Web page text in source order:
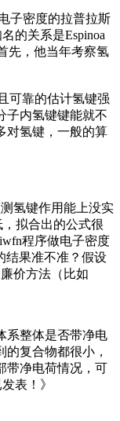
子密度的拉普拉斯
的关系是Espinoa
先，他当年考察氢
可靠的估计氢键强
子内氢键键能就不
对氢键，一般的算
氢键作用能上没实
拟合出的公式很
程序做电子密度
结果准不准？假设
价方法（比如
系整体是否带净电
复合物都很小，
带净电荷情况，可
表！》